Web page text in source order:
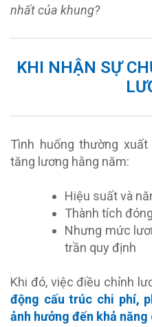
nhất của khung?
KHI NHẬN SỰ
Tình huống thường
tăng lương hằng năm:
Hiệu suất và
Thành tích
Nhưng mức
trần quy định
Khi đó, việc điều chỉnh
động cấu trúc chi phí,
ảnh hưởng đến khả